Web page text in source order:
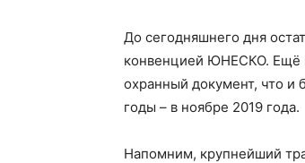
До сегодняшнего дня
конвенцией ЮНЕСКО. Ещё
охранный документ, что и
годы – в ноябре 2019 года.
Напомним, крупнейший